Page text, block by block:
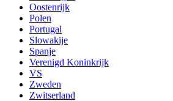
Oostenrijk
Polen
Portugal
Slowakije
Spanje
Verenigd Koninkrijk
VS
Zweden
Zwitserland